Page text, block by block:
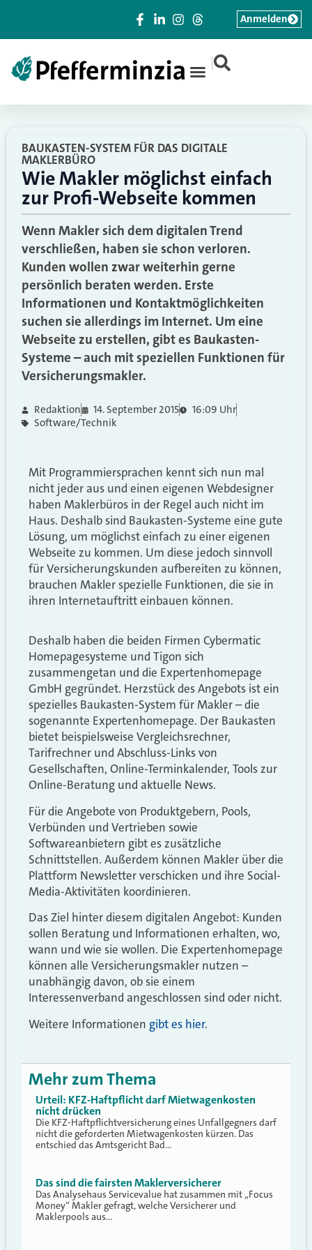
|
Anmelden
BAUKASTEN-SYSTEM FÜR DAS DIGITALE
MAKLERBÜRO
Wie Makler möglichst einfach
zur Profi-Webseite kommen
Wenn Makler sich dem digitalen Trend
verschließen, haben sie schon verloren.
Kunden wollen zwar weiterhin gerne
persönlich beraten werden. Erste
Informationen und Kontaktmöglichkeiten
suchen sie allerdings im Internet. Um eine
Webseite zu erstellen, gibt es Baukasten-
Systeme – auch mit speziellen Funktionen für
Versicherungsmakler.
Redaktion 14. September 2015
16:09 Uhr
Software/Technik
Mit Programmiersprachen kennt sich nun mal
nicht jeder aus und einen eigenen Webdesigner
haben Maklerbüros in der Regel auch nicht im
Haus. Deshalb sind Baukasten-Systeme eine gute
Lösung, um möglichst einfach zu einer eigenen
Webseite zu kommen. Um diese jedoch sinnvoll
für Versicherungskunden aufbereiten zu können,
brauchen Makler spezielle Funktionen, die sie in
ihren Internetauftritt einbauen können.
Deshalb haben die beiden Firmen Cybermatic
Homepagesysteme und Tigon sich
zusammengetan und die Expertenhomepage
GmbH gegründet. Herzstück des Angebots ist ein
spezielles Baukasten-System für Makler – die
sogenannte Expertenhomepage. Der Baukasten
bietet beispielsweise Vergleichsrechner,
Tarifrechner und Abschluss-Links von
Gesellschaften, Online-Terminkalender, Tools zur
Online-Beratung und aktuelle News.
Für die Angebote von Produktgebern, Pools,
Verbünden und Vertrieben sowie
Softwareanbietern gibt es zusätzliche
Schnittstellen. Außerdem können Makler über die
Plattform Newsletter verschicken und ihre Social-
Media-Aktivitäten koordinieren.
Das Ziel hinter diesem digitalen Angebot: Kunden
sollen Beratung und Informationen erhalten, wo,
wann und wie sie wollen. Die Expertenhomepage
können alle Versicherungsmakler nutzen –
unabhängig davon, ob sie einem
Interessenverband angeschlossen sind oder nicht.
Weitere Informationen gibt es hier.
Mehr zum Thema
Urteil: KFZ-Haftpflicht darf Mietwagenkosten
nicht drücken
Die KFZ-Haftpflichtversicherung eines Unfallgegners darf
nicht die geforderten Mietwagenkosten kürzen. Das
entschied das Amtsgericht Bad…
Das sind die fairsten Maklerversicherer
Das Analysehaus Servicevalue hat zusammen mit „Focus
Money“ Makler gefragt, welche Versicherer und
Maklerpools aus…